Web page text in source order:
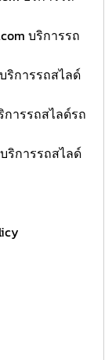
บริการรถ
ริการรถสไลด์
การรถสไลด์รถ
บริการรถสไลด์